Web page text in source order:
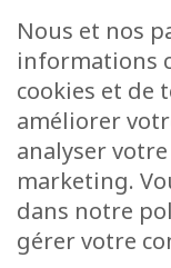
Raider online
Formulaires
Faq
Contact
CONTACT
15 Rue de
L-8353 Garnich
38 00 19 1
Nous et nos
informations
cookies et de
améliorer
analyser
marketing.
dans notre
gérer votre